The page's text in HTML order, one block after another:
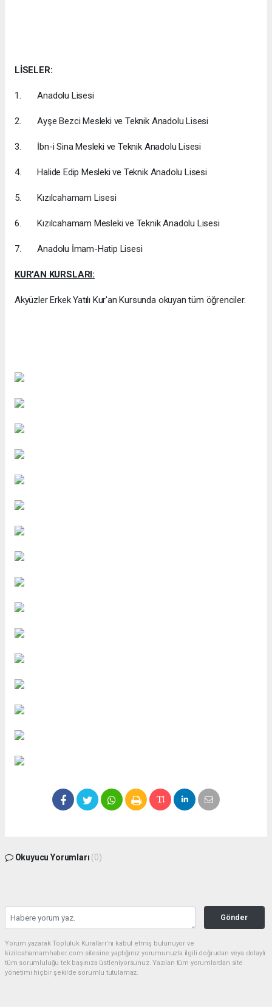
LİSELER:
1. Anadolu Lisesi
2. Ayşe Bezci Mesleki ve Teknik Anadolu Lisesi
3. İbn-i Sina Mesleki ve Teknik Anadolu Lisesi
4. Halide Edip Mesleki ve Teknik Anadolu Lisesi
5. Kızılcahamam Lisesi
6. Kızılcahamam Mesleki ve Teknik Anadolu Lisesi
7. Anadolu İmam-Hatip Lisesi
KUR'AN KURSLARI:
Akyüzler Erkek Yatılı Kur'an Kursunda okuyan tüm öğrenciler.
Okuyucu Yorumları (0)
Gönder
Yorum yazarak Topluluk Kuralları’nı kabul etmiş bulunuyor ve
kizilcahamamhaber.com sitesine yaptığınız yorumunuzla ilgili doğrudan veya dolaylı
tüm sorumluluğu tek başınıza üstleniyorsunuz. Yazılan tüm yorumlardan site
yönetimi hiçbir şekilde sorumlu tutulamaz.